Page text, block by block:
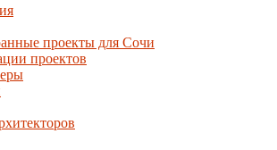
проекты для Сочи
проектов